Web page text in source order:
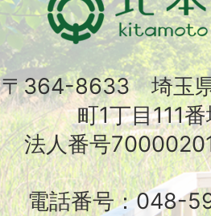
〒364-8633 埼玉
町1丁目111
法人番号
電話番号：048-